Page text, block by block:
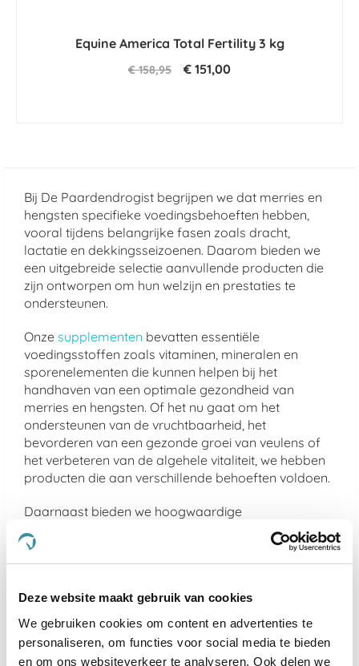
Deze website maakt gebruik van cookies
We gebruiken cookies om content en advertenties te
personaliseren, om functies voor social media te bieden
en om ons websiteverkeer te analyseren. Ook delen we
Equine America Total Fertility 3 kg
€ 158,95 € 151,00
Bij De Paardendrogist begrijpen we dat merries en
hengsten specifieke voedingsbehoeften hebben,
vooral tijdens belangrijke fasen zoals dracht,
lactatie en dekkingsseizoenen. Daarom bieden we
een uitgebreide selectie aanvullende producten die
zijn ontworpen om hun welzijn en prestaties te
ondersteunen.
Onze supplementen bevatten essentiële
voedingsstoffen zoals vitaminen, mineralen en
sporenelementen die kunnen helpen bij het
handhaven van een optimale gezondheid van
merries en hengsten. Of het nu gaat om het
ondersteunen van de vruchtbaarheid, het
bevorderen van een gezonde groei van veulens of
het verbeteren van de algehele vitaliteit, we hebben
producten die aan verschillende behoeften voldoen.
Daarnaast bieden we hoogwaardige
voedingsproducten
voor paarden, van speciale
voedingsstoffen voor drachtige merries tot
supplementen die de dekkwaliteit van hengsten
producten van de hoogste kwaliteit aan te bieden
die voldoen aan de unieke behoeften van deze
speciale paarden. Ontdek hoe onze aanvullende
producten kunnen bijdragen aan de gezondheid,